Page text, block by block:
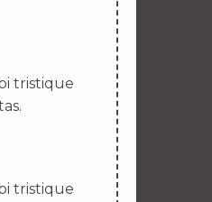
tristique
tristique